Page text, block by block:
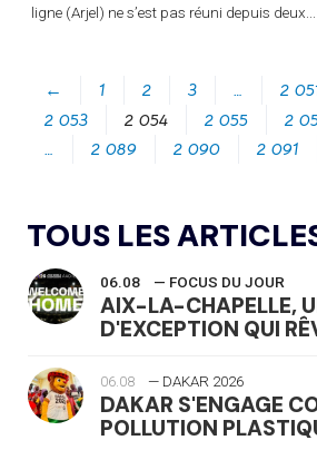
ligne (Arjel) ne s’est pas réuni depuis deux...
← 1 2 3 … 2
2 053
2 054 2 055 2
…
2 089 2 090 2 091
TOUS LES
06.08 — FOCUS DU JOUR
AIX-LA-CHAPELLE,
D'EXCEPTION QUI
06.08 — DAKAR 2026
DAKAR S'ENGAGE
POLLUTION